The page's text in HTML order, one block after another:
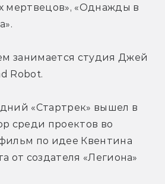
мертвецов», «Однажды в
занимается студия Джей
Robot.
«Стартрек» вышел в
среди проектов во
по идее Квентина
от создателя «Легиона»